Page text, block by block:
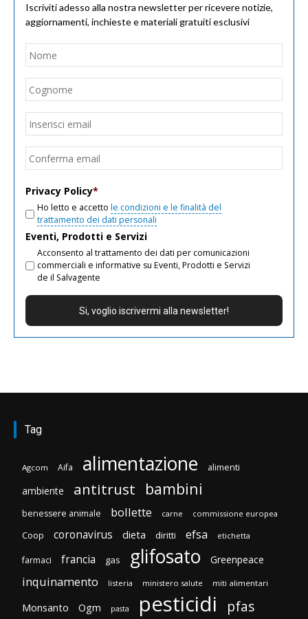
Iscriviti adesso alla nostra newsletter per ricevere notizie,
aggiornamenti, inchieste e materiali gratuiti esclusivi
Nome
Email
Privacy Policy*
Ho letto e accetto le condizioni e le finalità del
trattamento dei dati personali
Eventi, Prodotti e Servizi
Acconsento al trattamento dei dati per comunicazioni
commerciali e informative su Eventi, Prodotti e Servizi
de il Salvagente
Tag
Agcom Aifa alimentazione alimenti
ambiente antitrust bambini
benessere animale bollette carne commissione europea
Coop coronavirus dieta diritti efsa etichetta
farmaci francia gas glifosato Greenpeace
inquinamento listeria ministero salute miti alimentari
Monsanto Ogm pasta pesticidi pfas